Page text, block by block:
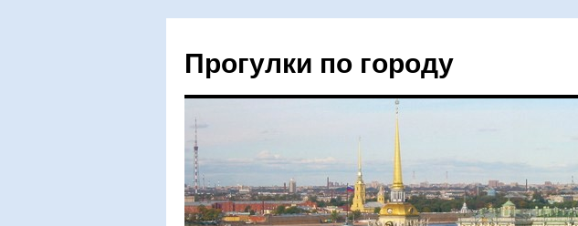
Прогулки по городу